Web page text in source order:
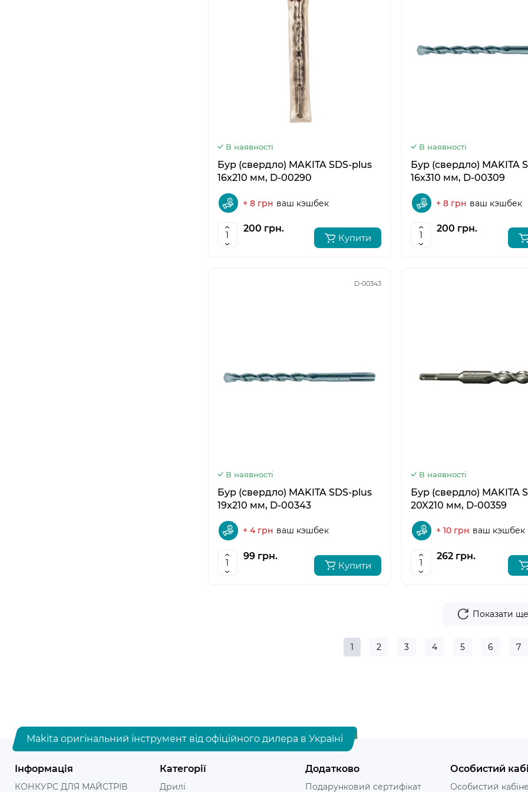
В наявності
Бур (свердло) MAKITA SDS-plus
16х210 мм, D-00290
+ 8 грн ваш кэшбек
200 грн.
Купити
В наявності
Бур (свердло) MAKITA
16х310 мм, D-00309
+ 8 грн ваш кэшбек
200 грн.
D-00343
В наявності
Бур (свердло) MAKITA SDS-plus
19x210 мм, D-00343
+ 4 грн ваш кэшбек
99 грн.
Купити
В наявності
Бур (свердло) MAKITA
20X210 мм, D-00359
+ 10 грн ваш кэшбек
262 грн.
Показати ще
1 2 3 4 5 6 7
Makita оригінальний інструмент від офіційного дилера в Україні
Інформація
КОНКУРС ДЛЯ МАЙСТРІВ
Категорії
Дрилі
Додатково
Подарунковий сертифікат
Особистий
Особистий